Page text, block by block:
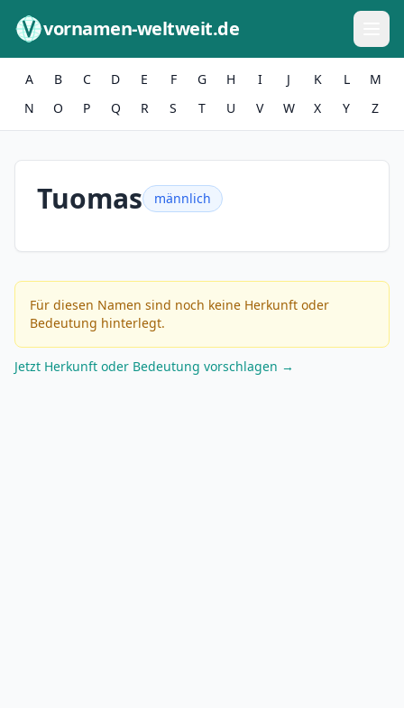
vornamen-weltweit.de
A B C D E F G H I J K L
M
N
O P Q R S T U V W X Y Z
Tuomas männlich
Für diesen Namen sind noch keine Herkunft oder
Bedeutung hinterlegt.
Jetzt Herkunft oder Bedeutung vorschlagen →